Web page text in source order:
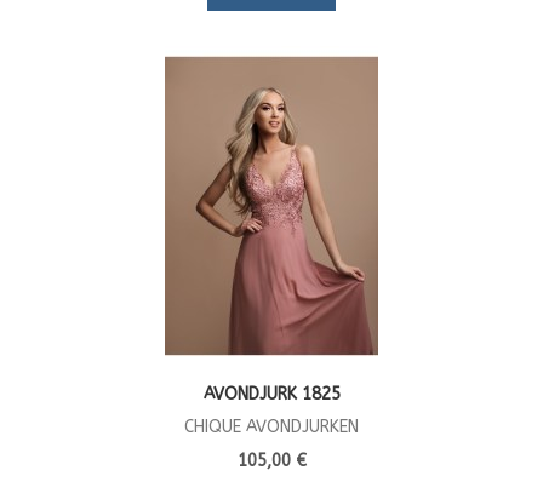
AVONDJURK 1825
CHIQUE AVONDJURKEN
105,00 €